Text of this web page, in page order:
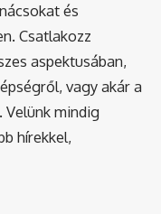
és
Csatlakozz
aspektusában,
vagy akár a
mindig
hírekkel,